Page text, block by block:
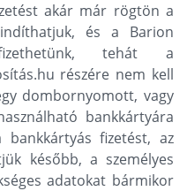
akár már rögtön a
és a Barion
tehát a
részére nem kell
dombornyomott, vagy
bankkártyára
bankkártyás fizetést, az
később, a személyes
adatokat bármikor